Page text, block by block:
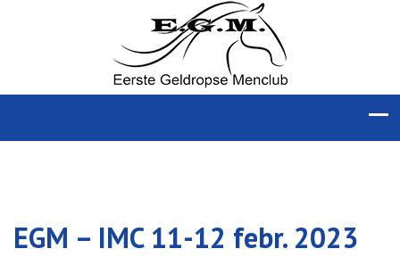
EGM – IMC 11-12 febr. 2023